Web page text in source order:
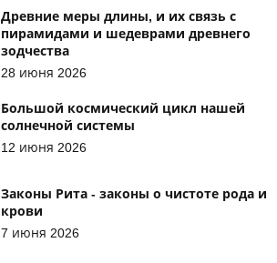
Древние меры длины, и их связь с
пирамидами и шедеврами древнего
зодчества
28 июня 2026
Большой космический цикл нашей
солнечной системы
12 июня 2026
Законы Рита - законы о чистоте рода и
крови
7 июня 2026